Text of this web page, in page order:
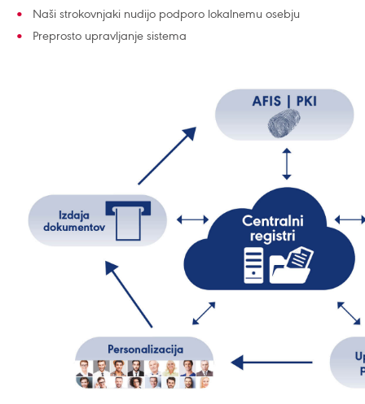
Naši strokovnjaki nudijo podporo lokalnemu osebju
Preprosto upravljanje sistema